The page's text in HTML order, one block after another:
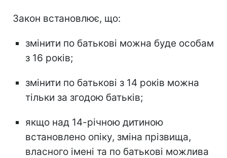
Закон встановлює, що:
змінити по батькові можна буде особам
з 16 років;
змінити по батькові з 14 років можна
тільки за згодою батьків;
якщо над 14-річною дитиною
встановлено опіку, зміна прізвища,
власного імені та по батькові можлива